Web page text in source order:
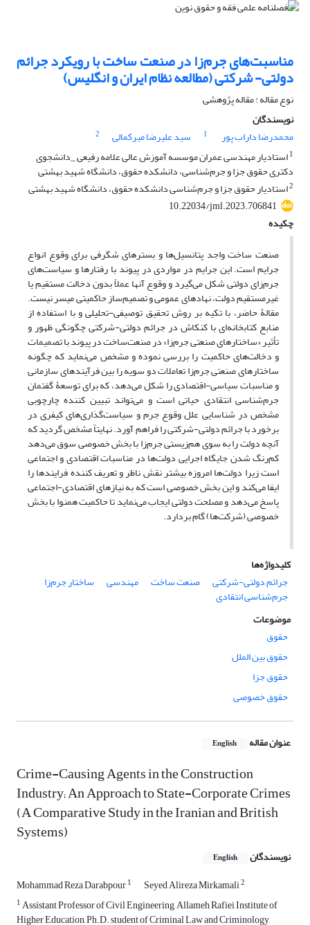
مناسبت‌های جرم‌زا در صنعت ساخت با رویکرد جرائم
دولتی- شرکتی (مطالعه‌ نظام ایران و انگلیس)
نوع مقاله : مقاله پژوهشی
نویسندگان
محمدرضا داراب پور
1 سید علیرضا میرکمالی
2
1استادیار مهندسی عمران موسسه آموزش عالی علامه رفیعی _دانشجوی
دکتری حقوق جزا و ‌جرم‌شناسی، دانشکده حقوق، دانشگاه شهید بهشتی
2استادیار حقوق جزا و ‌جرم‌شناسی دانشکده حقوق، دانشگاه شهید بهشتی
10.22034/jml.2023.706841
چکیده
صنعت ساخت واجد پتانسیل‌ها و بسترهای شگرفی برای وقوع انواع
جرایم است. این جرایم در مواردی در پیوند با رفتارها و سیاست‌های
جرم‌زای دولتی شکل می‌گیرد و وقوع آنها عملاً بدون دخالت مستقیم یا
غیرمستقیم دولت، نهادهای عمومی و تصمیم‌ساز حاکمیتی میسر نیست.
مقالۀ حاضر، با تکیه بر روش تحقیق توصیفی-تحلیلی و با استفاده از
منابع کتابخانه‌ای با کنکاش در جرائم دولتی-شرکتی چگونگی ظهور و
تأثیر «ساختارهای صنعتی جرم‌زا» در صنعت‌ساخت‌ در پیوند با تصمیمات
و دخالت‌های حاکمیت را بررسی نموده و مشخص می‌نماید که چگونه
ساختارهای صنعتی جرم‌زا تعاملات دو سویه را بین فرآیندهای سازمانی
و مناسبات سیاسی-اقتصادی را شکل می‌دهد، که برای توسعۀ گفتمان
جرم‌شناسی انتقادی حیاتی است و می‌تواند تبیین کننده چارچوبی
مشخص در شناسایی علل وقوع جرم و سیاست‌گذاری‌های کیفری در
برخورد با جرائم دولتی-شرکتی را فراهم آورد. نهایتاً مشخص گردید که
آنچه دولت را به سوی هم‌زیستی جرم‌زا با بخش خصوصی سوق می‌دهد
کم‌رنگ شدن جایگاه اجرایی دولت‌ها در مناسبات اقتصادی و اجتماعی
است زیرا دولت‌ها امروزه بیشتر نقش ناظر و تعریف کننده فرایندها را
ایفا می‌کند و این بخش خصوصی است که به نیازهای اقتصادی-اجتماعی
پاسخ می‌دهد و مصلحت دولتی ایجاب می‌نماید تا حاکمیت همنوا با بخش
خصوصی (شرکت‌ها) گام بردارد.
کلیدواژه‌ها
جرائم دولتی-شرکتی
صنعت ساخت مهندسی ساختار جرم‌زا
جرم‌شناسی انتقادی
موضوعات
حقوق
حقوق بین الملل
حقوق جزا
حقوق خصوصی
عنوان مقاله English
Crime-Causing Agents in the Construction
Industry; An Approach to State-Corporate Crimes
(A Comparative Study in the Iranian and British
Systems)
نویسندگان English
Mohammad Reza Darabpour1 Seyed Alireza Mirkamali2
1Assistant Professor of Civil Engineering, Allameh Rafiei Institute of
Higher Education, Ph.D. student of Criminal Law and Criminology,